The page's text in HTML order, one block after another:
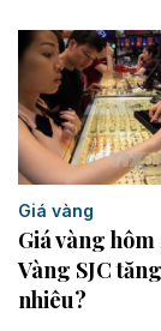
Giá vàng
Giá vàng
Vàng SJC
nhiêu?